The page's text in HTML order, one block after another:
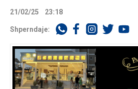
21/02/25 23:18
Shperndaje: